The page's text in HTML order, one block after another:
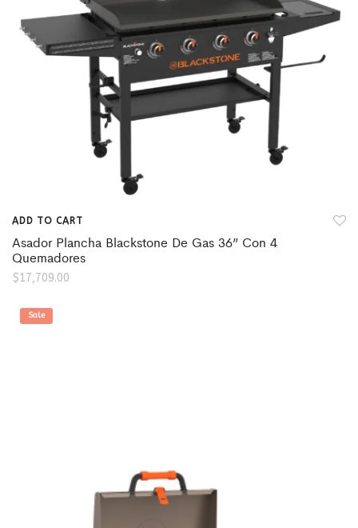
ADD TO CART
Asador Plancha Blackstone De Gas 36” Con 4
Quemadores
$17,709.00
Sale